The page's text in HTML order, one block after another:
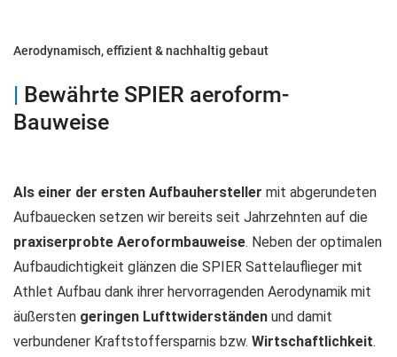
Aerodynamisch, effizient & nachhaltig gebaut
| Bewährte SPIER aeroform-
Bauweise
Als einer der ersten Aufbauhersteller mit abgerundeten
Aufbauecken setzen wir bereits seit Jahrzehnten auf die
praxiserprobte Aeroformbauweise. Neben der optimalen
Aufbaudichtigkeit glänzen die SPIER Sattelauflieger mit
Athlet Aufbau dank ihrer hervorragenden Aerodynamik mit
äußersten geringen Lufttwiderständen und damit
verbundener Kraftstoffersparnis bzw. Wirtschaftlichkeit.